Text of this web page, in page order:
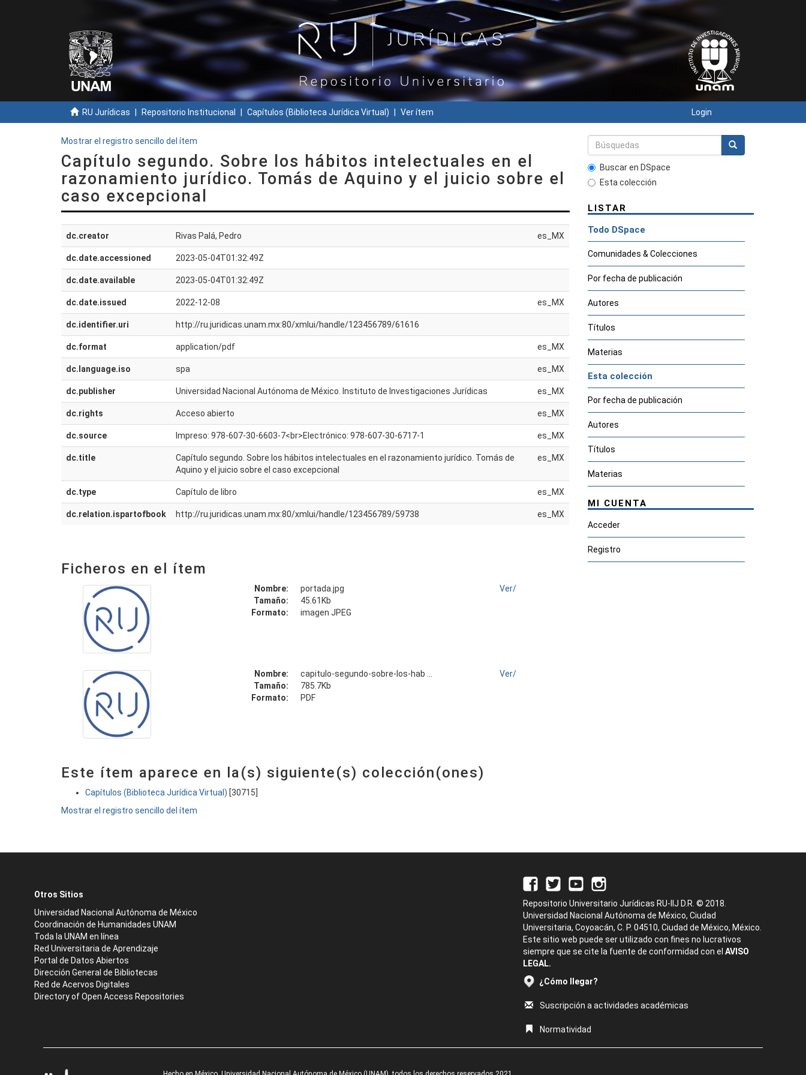
RU Jurídicas Repositorio Institucional Capítulos (Biblioteca Jurídica Virtual) Ver ítem Login
Mostrar el registro sencillo del ítem
Capítulo segundo. Sobre los hábitos intelectuales en el
razonamiento jurídico. Tomás de Aquino y el juicio sobre el
caso excepcional
dc.creator Rivas Palá, Pedro es_MX
dc.date.accessioned 2023-05-04T01:32:49Z
dc.date.available 2023-05-04T01:32:49Z
dc.date.issued 2022-12-08 es_MX
dc.identifier.uri http://ru.juridicas.unam.mx:80/xmlui/handle/123456789/61616
dc.format application/pdf es_MX
dc.language.iso spa es_MX
dc.publisher Universidad Nacional Autónoma de México. Instituto de Investigaciones Jurídicas es_MX
dc.rights Acceso abierto es_MX
dc.source Impreso: 978-607-30-6603-7<br>Electrónico: 978-607-30-6717-1 es_MX
dc.title
Capítulo segundo. Sobre los hábitos intelectuales en el razonamiento jurídico. Tomás de
Aquino y el juicio sobre el caso excepcional
es_MX
dc.type Capítulo de libro es_MX
dc.relation.ispartofbook http://ru.juridicas.unam.mx:80/xmlui/handle/123456789/59738 es_MX
Ficheros en el ítem
Nombre:
portada.jpg
Tamaño:
45.61Kb
Formato:
imagen JPEG
Ver/
Nombre:
capitulo-segundo-sobre-los-hab ...
Tamaño:
785.7Kb
Formato:
PDF
Ver/
Este ítem aparece en la(s) siguiente(s) colección(ones)
Capítulos (Biblioteca Jurídica Virtual) [30715]
Mostrar el registro sencillo del ítem
Buscar en DSpace
Esta colección
LISTAR
Todo DSpace
Comunidades & Colecciones
Por fecha de publicación
Autores
Títulos
Materias
Esta colección
Por fecha de publicación
Autores
Títulos
Materias
MI CUENTA
Acceder
Registro
Otros Sitios
Universidad Nacional Autónoma de México
Coordinación de Humanidades UNAM
Toda la UNAM en línea
Red Universitaria de Aprendizaje
Portal de Datos Abiertos
Dirección General de Bibliotecas
Red de Acervos Digitales
Directory of Open Access Repositories
Repositorio Universitario Jurídicas RU-IIJ D.R. © 2018.
Universidad Nacional Autónoma de México, Ciudad
Universitaria, Coyoacán, C. P. 04510, Ciudad de México, México.
Este sitio web puede ser utilizado con fines no lucrativos
siempre que se cite la fuente de conformidad con el AVISO
LEGAL.
¿Cómo llegar?
Suscripción a actividades académicas
Normatividad